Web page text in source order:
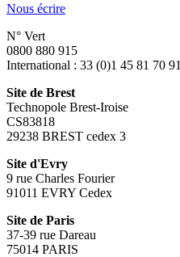
Nous écrire
N° Vert
0800 880 915
International : 33 (0)1 45 81 70 91
Site de Brest
Technopole Brest-Iroise
CS83818
29238 BREST cedex 3
Site d'Evry
9 rue Charles Fourier
91011 EVRY Cedex
Site de Paris
37-39 rue Dareau
75014 PARIS